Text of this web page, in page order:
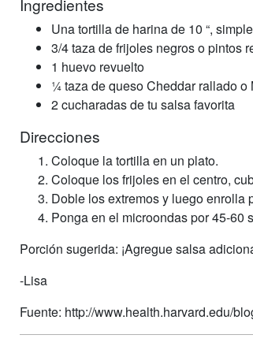
Ingredientes
Una tortilla de harina de 10 “,
3/4 taza de frijoles negros o pintos
1 huevo revuelto
¼ taza de queso Cheddar rallado o
2 cucharadas de tu salsa favorita
Direcciones
Coloque la tortilla en un plato.
Coloque los frijoles en el centro,
Doble los extremos y luego enrolla
Ponga en el microondas por 45-60
Porción sugerida: ¡Agregue salsa
-Lisa
Fuente: http://www.health.harvard.edu/